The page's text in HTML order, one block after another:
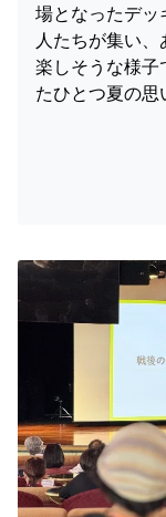
場となったデッ
人たちが集い
楽しそうな様子
たひとつ夏の思